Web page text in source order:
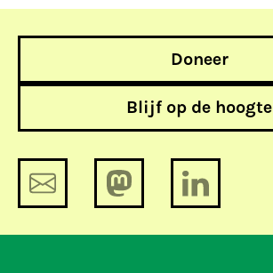
Doneer
Blijf op de hoogte